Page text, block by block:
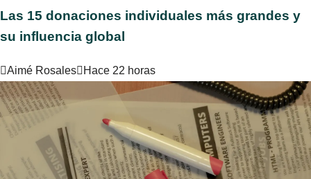
Las 15 donaciones individuales más grandes y
su influencia global
Aimé Rosales Hace 22 horas